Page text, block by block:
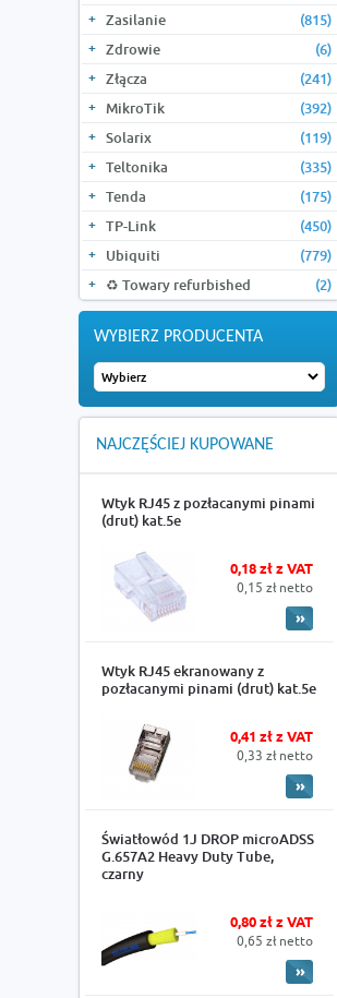
Zasilanie
(815)
Zdrowie
(6)
Złącza
(241)
MikroTik
(392)
Solarix
(119)
Teltonika
(335)
Tenda
(175)
TP-Link
(450)
Ubiquiti
(779)
♻️ Towary refurbished
(2)
WYBIERZ PRODUCENTA
NAJCZĘŚCIEJ KUPOWANE
Wtyk RJ45 z pozłacanymi pinami
(drut) kat.5e
0,18 zł z VAT
0,15 zł netto
Wtyk RJ45 ekranowany z
pozłacanymi pinami (drut) kat.5e
0,41 zł z VAT
0,33 zł netto
Światłowód 1J DROP microADSS
G.657A2 Heavy Duty Tube,
czarny
0,80 zł z VAT
0,65 zł netto